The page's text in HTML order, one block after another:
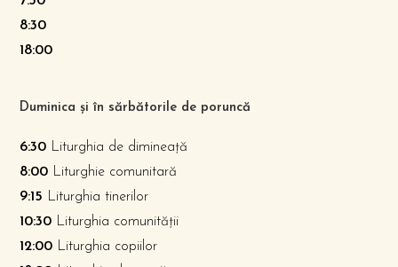
8:30
18:00
Duminica și în sărbătorile de poruncă
6:30 Liturghia de dimineață
8:00 Liturghie comunitară
9:15 Liturghia tinerilor
10:30 Liturghia comunității
12:00 Liturghia copiilor